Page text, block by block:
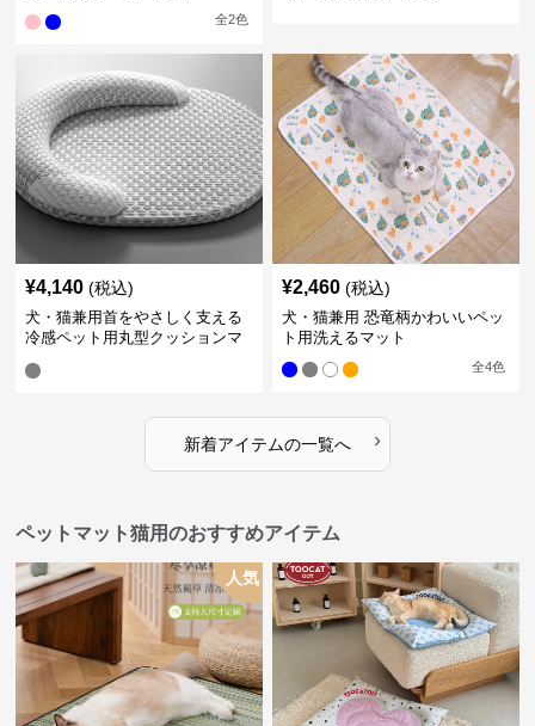
全2色
¥4,140 (税込)
犬・猫兼用首をやさしく支える
冷感ペット用丸型クッションマ
¥2,460 (税込)
犬・猫兼用 恐竜柄かわいいペッ
ト用洗えるマット
全4色
新着アイテムの一覧へ ›
ペットマット猫用のおすすめアイテム
人気